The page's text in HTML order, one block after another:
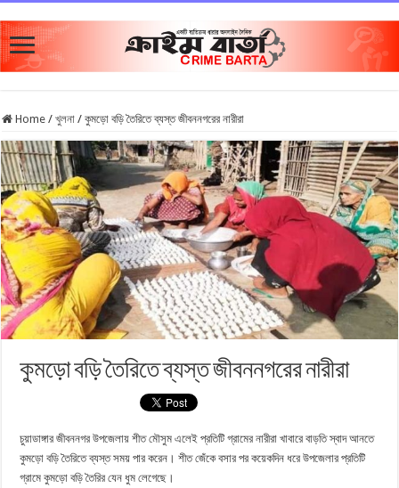
Home / খুলনা / কুমড়ো বড়ি তৈরিতে ব্যস্ত জীবননগরের নারীরা
কুমড়ো বড়ি তৈরিতে ব্যস্ত জীবননগরের নারীরা
চুয়াডাঙ্গার জীবননগর উপজেলায় শীত মৌসুম এলেই প্রতিটি গ্রামের নারীরা খাবারে বাড়তি স্বাদ আনতে
কুমড়ো বড়ি তৈরিতে ব্যস্ত সময় পার করেন। শীত জেঁকে বসার পর কয়েকদিন ধরে উপজেলার প্রতিটি
গ্রামে কুমড়ো বড়ি তৈরির যেন ধুম লেগেছে।